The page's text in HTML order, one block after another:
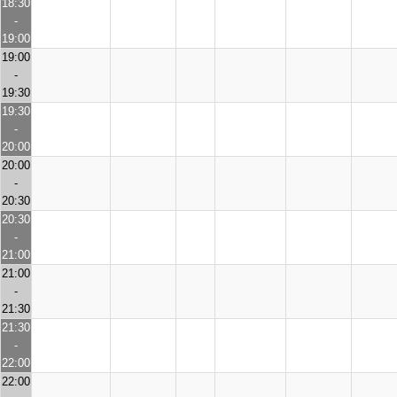
18:30
-
19:00
19:00
-
19:30
19:30
-
20:00
20:00
-
20:30
20:30
-
21:00
21:00
-
21:30
21:30
-
22:00
22:00